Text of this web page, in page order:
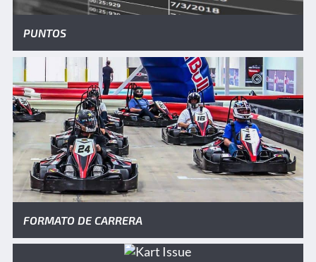
PUNTOS
FORMATO DE CARRERA